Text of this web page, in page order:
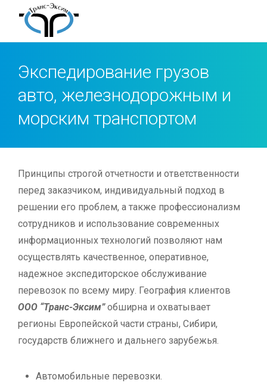
Экспедирование грузов
авто, железнодорожным и
морским транспортом
Принципы строгой отчетности и ответственности
перед заказчиком, индивидуальный подход в
решении его проблем, а также профессионализм
сотрудников и использование современных
информационных технологий позволяют нам
осуществлять качественное, оперативное,
надежное экспедиторское обслуживание
перевозок по всему миру. География клиентов
OOO “Транс-Эксим”обширна и охватывает
регионы Европейской части страны, Сибири,
государств ближнего и дальнего зарубежья.
Автомобильные перевозки.